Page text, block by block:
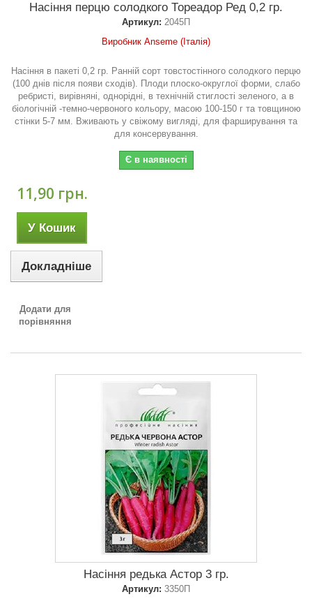
Насіння перцю солодкого Тореадор Ред 0,2 гр.
Артикул: 2045П
Виробник Anseme (Італія)
Насіння в пакеті 0,2 гр. Ранній сорт товстостінного солодкого перцю
(100 днів після появи сходів). Плоди плоско-округлої форми, слабо
ребристі, вирівняні, однорідні, в технічній стиглості зеленого, а в
біологічній -темно-червоного кольору, масою 100-150 г та товщиною
стінки 5-7 мм. Вживають у свіжому вигляді, для фарширування та
для консервування.
Є в наявності
11,90 грн.
У Кошик
Докладніше
Додати для
порівняння
Насіння редька Астор 3 гр.
Артикул: 3350П